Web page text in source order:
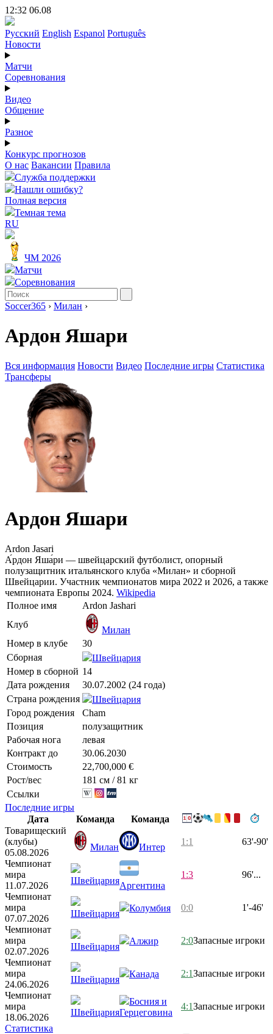
12:32 06.08
Русский English Espanol Português
Новости
Матчи
Соревнования
Видео
Общение
Разное
Конкурс прогнозов
О нас Вакансии Правила
Служба поддержки
Нашли ошибку?
Полная версия
Темная тема
RU
ЧМ 2026
Матчи
Соревнования
Soccer365 › Милан ›
Ардон Яшари
Вся информация Новости Видео Последние игры Статистика
Трансферы
Ардон Яшари
Ardon Jasari
А́рдон Яша́ри — швейцарский футболист, опорный
полузащитник итальянского клуба «Милан» и сборной
Швейцарии. Участник чемпионатов мира 2022 и 2026, а также
чемпионата Европы 2024. Wikipedia
Полное имя
Ardon Jashari
Клуб
Милан
Номер в клубе
30
Сборная
Швейцария
Номер в сборной 14
Дата рождения
30.07.2002 (24 года)
Страна рождения
Швейцария
Город рождения
Cham
Позиция
полузащитник
Рабочая нога
левая
Контракт до
30.06.2030
Стоимость
22,700,000 €
Рост/вес
181 см / 81 кг
Ссылки
Последние игры
Дата
Команда
Команда
Товарищеский
(клубы)
05.08.2026
Милан Интер
1:1 63'-90'
Чемпионат
мира
11.07.2026
ШвейцарияАргентина
1:3 96'...
Чемпионат
мира
07.07.2026
Швейцария
Колумбия 0:0 1'-46'
Чемпионат
мира
02.07.2026
Швейцария
Алжир 2:0Запасные игроки
Чемпионат
мира
24.06.2026
Швейцария
Канада 2:1Запасные игроки
Чемпионат
мира
18.06.2026
Швейцария
Босния и
Герцеговина
4:1Запасные игроки
Статистика